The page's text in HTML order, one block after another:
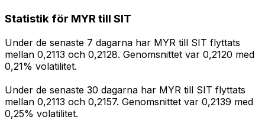
Statistik för MYR till SIT
Under de senaste 7 dagarna har MYR till SIT flyttats
mellan 0,2113 och 0,2128. Genomsnittet var 0,2120 med
0,21% volatilitet.
Under de senaste 30 dagarna har MYR till SIT flyttats
mellan 0,2113 och 0,2157. Genomsnittet var 0,2139 med
0,25% volatilitet.